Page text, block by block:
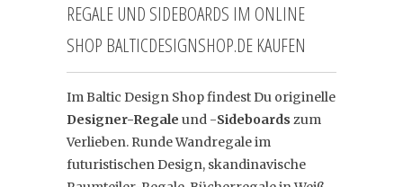
REGALE UND SIDEBOARDS IM ONLINE
SHOP BALTICDESIGNSHOP.DE KAUFEN
Im Baltic Design Shop findest Du originelle
Designer-Regale und -Sideboards zum
Verlieben. Runde Wandregale im
futuristischen Design, skandinavische